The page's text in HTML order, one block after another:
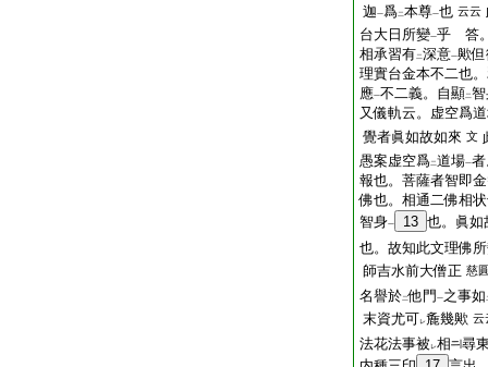
迦一爲二本尊一也 云云
台大日所變一乎 答
相承習有二深意一歟
理實台金本不二也
應一不二義。自顯二
又儀軌云。虚空爲
覺者眞如故如來 文
愚案虚空爲二道場一
報也。菩薩者智即
佛也。相通二佛相
智身一 13 也。眞如
也。故知此文理佛
師吉水前大僧正 慈
名譽於二他門 一之事如
末資尤可レ麁幾歟 云
法花法事被 レ相
尋